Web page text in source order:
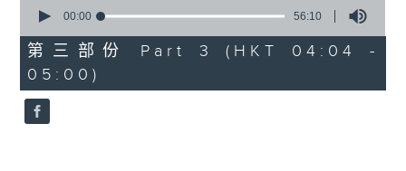
由 劉鳳 主唱
seconds
56
minutes,
10
seconds
00:00 56:10
第三部份 Part 3 (HKT 04:04 -
05:00)